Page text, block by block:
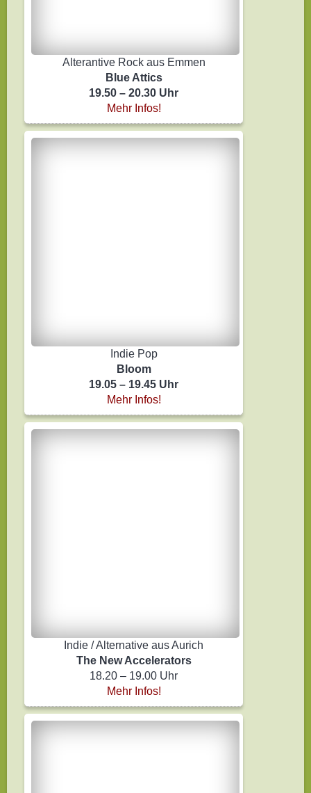
Alterantive Rock aus Emmen
Blue Attics
19.50 – 20.30 Uhr
Mehr Infos!
Indie Pop
Bloom
19.05 – 19.45 Uhr
Mehr Infos!
Indie / Alternative aus Aurich
The New Accelerators
18.20 – 19.00 Uhr
Mehr Infos!